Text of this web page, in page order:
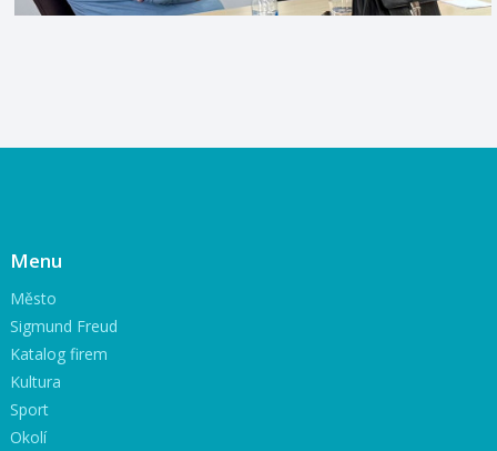
Menu
Město
Sigmund Freud
Katalog firem
Kultura
Sport
Okolí